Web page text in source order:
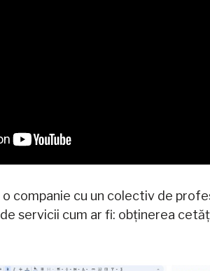
companie cu un colectiv de
servicii cum ar fi: obținerea